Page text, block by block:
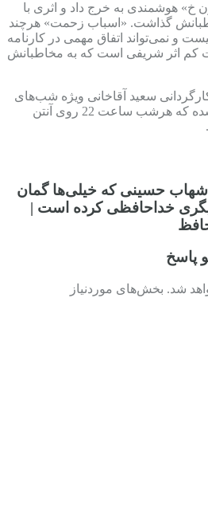
خ» هوشمندی به خرج داد و اثری با
گذاشت. «اسباب زحمت» هرچند
نیست و نمی‌تواند اتفاق مهمی در کارنامه
کم اثر شریفی است که به مخاطبانش
سعید آقاخانی ویژه شب‌های
ساعت 22 روی آنتن
حسینی که خیلی‌ها گمان
خداحافظی کرده است |
پاسخ
شد. بخش‌های موردنیاز